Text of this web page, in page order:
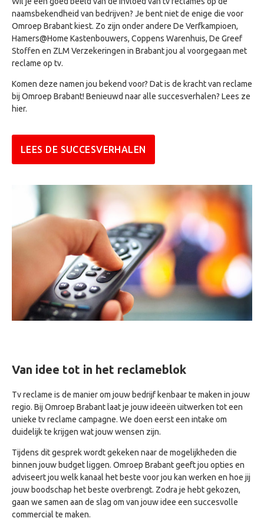
naamsbekendheid van bedrijven? Je bent niet de enige die voor
Omroep Brabant kiest. Zo zijn onder andere De Verfkampioen,
Hamers@Home Kastenbouwers, Coppens Warenhuis, De Greef
Stoffen en ZLM Verzekeringen in Brabant jou al voorgegaan met
reclame op tv.
Komen deze namen jou bekend voor? Dat is de kracht van reclame
bij Omroep Brabant! Benieuwd naar alle succesverhalen? Lees ze
hier.
LEES DE SUCCESVERHALEN
Van idee tot in het reclameblok
Tv reclame is de manier om jouw bedrijf kenbaar te maken in jouw
regio. Bij Omroep Brabant laat je jouw ideeën uitwerken tot een
unieke tv reclame campagne. We doen eerst een intake om
duidelijk te krijgen wat jouw wensen zijn.
Tijdens dit gesprek wordt gekeken naar de mogelijkheden die
binnen jouw budget liggen. Omroep Brabant geeft jou opties en
adviseert jou welk kanaal het beste voor jou kan werken en hoe jij
jouw boodschap het beste overbrengt. Zodra je hebt gekozen,
gaan we samen aan de slag om van jouw idee een succesvolle
commercial te maken.